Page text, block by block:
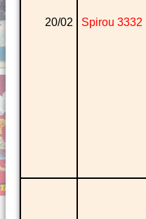
20/02 Spirou 3332